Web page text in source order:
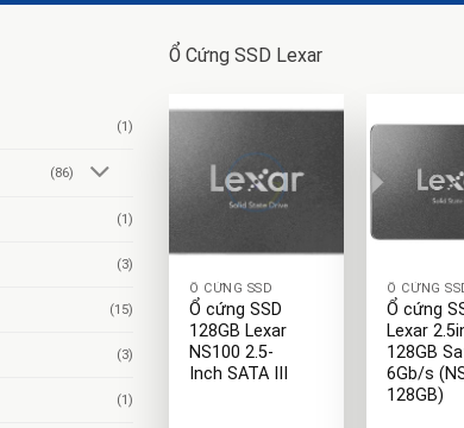
(1)
(86)
(1)
(3)
(15)
(3)
(1)
Ổ Cứng SSD Lexar
Ổ CỨNG SSD
Ổ cứng SSD
128GB Lexar
NS100 2.5-
Inch SATA III
Ổ cứng
Lexar
128GB
6Gb/s
128GB)